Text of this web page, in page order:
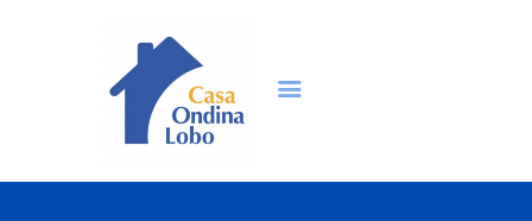
Idosos | Casa Ondina
Lobo | São Paulo
ondinalobo.org.br